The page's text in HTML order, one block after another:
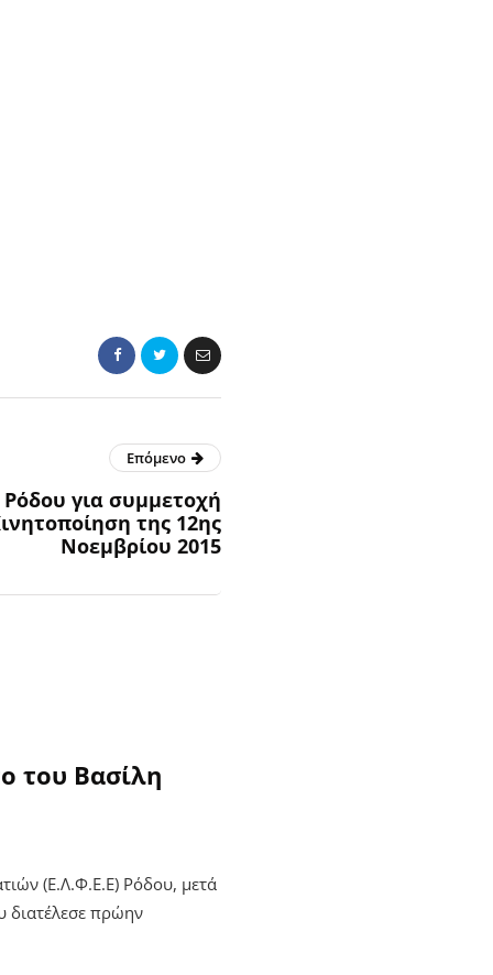
Επόμενο
για συμμετοχή
της 12ης
Νοεμβρίου 2015
του Βασίλη
(Ε.Λ.Φ.Ε.Ε) Ρόδου, μετά
διατέλεσε πρώην